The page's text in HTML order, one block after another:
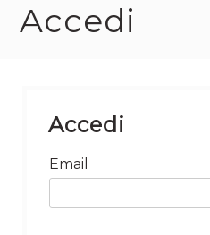
Accedi
Accedi
Email